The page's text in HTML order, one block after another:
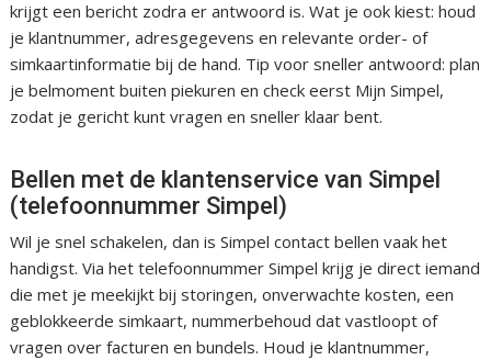
krijgt een bericht zodra er antwoord is. Wat je ook kiest: houd
je klantnummer, adresgegevens en relevante order- of
simkaartinformatie bij de hand. Tip voor sneller antwoord: plan
je belmoment buiten piekuren en check eerst Mijn Simpel,
zodat je gericht kunt vragen en sneller klaar bent.
Bellen met de klantenservice van Simpel
(telefoonnummer Simpel)
Wil je snel schakelen, dan is Simpel contact bellen vaak het
handigst. Via het telefoonnummer Simpel krijg je direct iemand
die met je meekijkt bij storingen, onverwachte kosten, een
geblokkeerde simkaart, nummerbehoud dat vastloopt of
vragen over facturen en bundels. Houd je klantnummer,